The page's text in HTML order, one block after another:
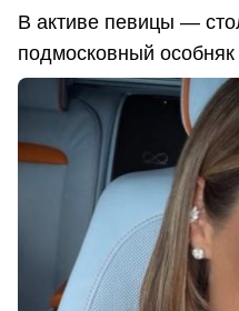
В активе певицы —
подмосковный